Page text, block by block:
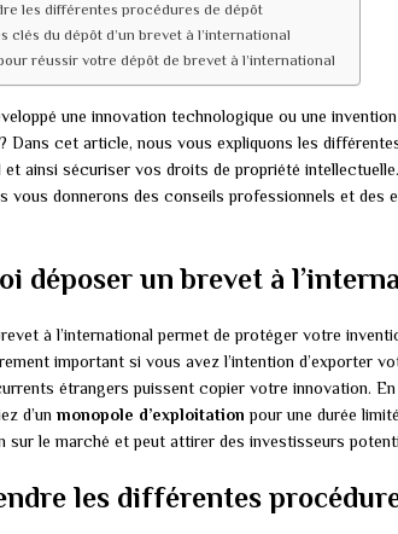
les différentes procédures de dépôt
clés du dépôt d’un brevet à l’international
réussir votre dépôt de brevet à l’international
une innovation technologique ou une
Dans cet article, nous vous expliquons les
et ainsi sécuriser vos droits de propriété
vous donnerons des conseils professionnels et
déposer un brevet à
à l’international permet de protéger votre
important si vous avez l’intention d’exporter
étrangers puissent copier votre innovation.
d’un monopole d’exploitation pour une durée
sur le marché et peut attirer des investisseurs
les différentes